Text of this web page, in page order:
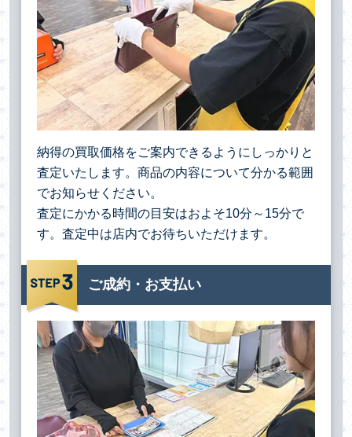
納得の買取価格をご案内できるようにしっかりと
査定いたします。商品の内容について分かる範囲
でお知らせください。
査定にかかる時間の目安はおよそ10分～15分で
す。査定中は店内でお待ちいただけます。
ご成約・お支払い